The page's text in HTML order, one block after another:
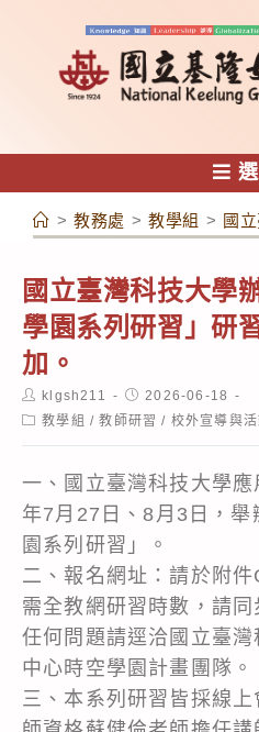
容
> 教務處 > 教學組 > 國
國立臺灣科技大學
學園系列研習」研
加。
Post
author:
klgsh211
Post
published:
2026-06-18
Post教學組 / 教師研習 / 校外宣導與
一、國立臺灣科技大學
年7月27日、8月3日，
園系列研習」。
二、報名網址：請於附
需全教網研習時數，請
任何問題請逕洽國立臺
中心時空學園計畫團隊。
三、本系列研習皆採線